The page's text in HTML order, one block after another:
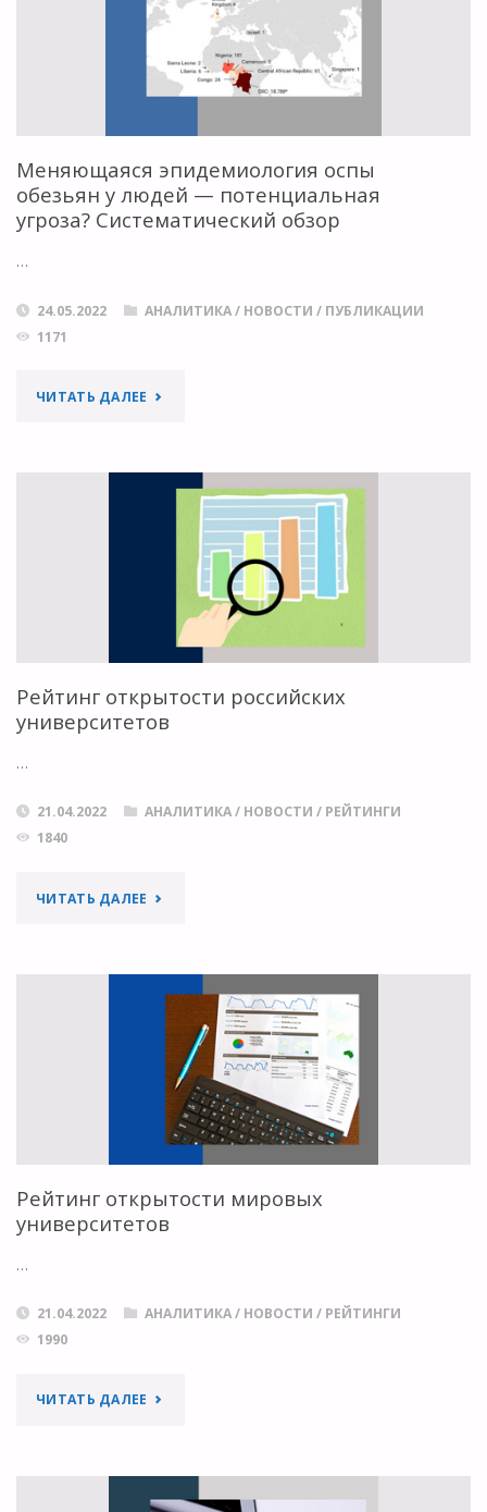
ДАННЫХ"
Меняющаяся эпидемиология оспы
обезьян у людей — потенциальная
угроза? Систематический обзор
…
24.05.2022 АНАЛИТИКА/ НОВОСТИ / ПУБЛИКАЦИИ
1171
ЧИТАТЬ ДАЛЕЕ "МЕНЯЮЩАЯСЯ
ОБЕЗЬЯН
ЛЮДЕЙ
ПОТЕНЦИАЛЬНАЯ
Рейтинг открытости российских
университетов
…
21.04.2022 АНАЛИТИКА/ НОВОСТИ / РЕЙТИНГИ
1840
ЧИТАТЬ ДАЛЕЕ "РЕЙТИНГ
УНИВЕРСИТЕТОВ"
Рейтинг открытости мировых
университетов
…
21.04.2022 АНАЛИТИКА/ НОВОСТИ / РЕЙТИНГИ
1990
ЧИТАТЬ ДАЛЕЕ "РЕЙТИНГ